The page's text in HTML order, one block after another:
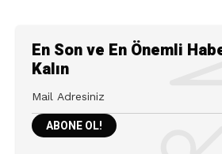
En Son ve En Önemli
Kalın